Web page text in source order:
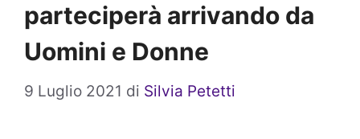
parteciperà arrivando da
Uomini e Donne
9 Luglio 2021 di Silvia Petetti